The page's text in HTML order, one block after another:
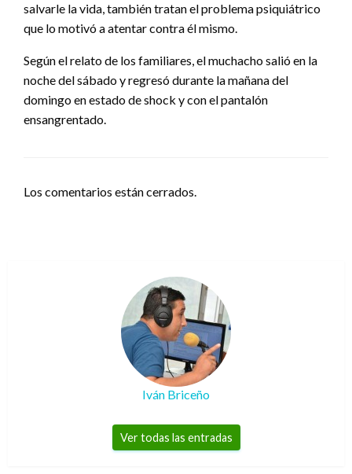
salvarle la vida, también tratan el problema psiquiátrico
que lo motivó a atentar contra él mismo.
Según el relato de los familiares, el muchacho salió en la
noche del sábado y regresó durante la mañana del
domingo en estado de shock y con el pantalón
ensangrentado.
Los comentarios están cerrados.
Iván Briceño
Ver todas las entradas